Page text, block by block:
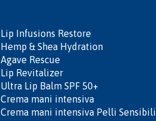
Lip Infusions Restore
Hemp & Shea Hydration
Agave Rescue
Lip Revitalizer
Ultra Lip Balm SPF 50+
Crema mani intensiva
Crema mani intensiva Pelli Sensibili